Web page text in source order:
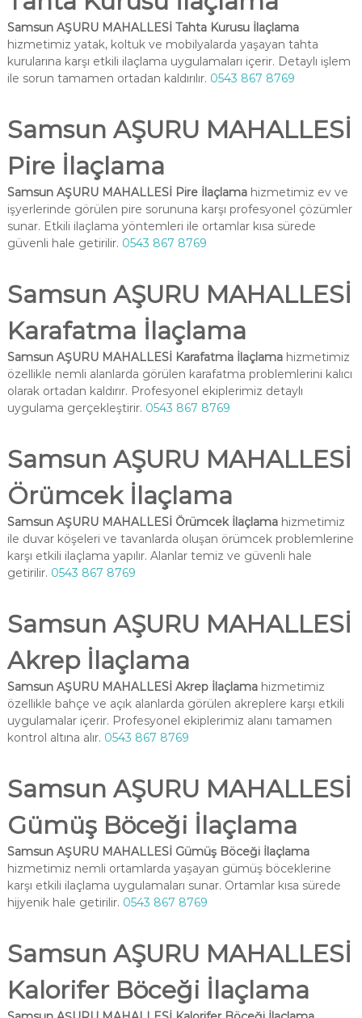
Samsun AŞURU MAHALLESİ Tahta Kurusu İlaçlama
hizmetimiz yatak, koltuk ve mobilyalarda yaşayan tahta
kurularına karşı etkili ilaçlama uygulamaları içerir. Detaylı işlem
ile sorun tamamen ortadan kaldırılır. 0543 867 8769
Samsun AŞURU MAHALLESİ
Pire İlaçlama
Samsun AŞURU MAHALLESİ Pire İlaçlamahizmetimiz ev ve
işyerlerinde görülen pire sorununa karşı profesyonel çözümler
sunar. Etkili ilaçlama yöntemleri ile ortamlar kısa sürede
güvenli hale getirilir. 0543 867 8769
Samsun AŞURU MAHALLESİ
Karafatma İlaçlama
Samsun AŞURU MAHALLESİ Karafatma İlaçlamahizmetimiz
özellikle nemli alanlarda görülen karafatma problemlerini kalıcı
olarak ortadan kaldırır. Profesyonel ekiplerimiz detaylı
uygulama gerçekleştirir. 0543 867 8769
Samsun AŞURU MAHALLESİ
Örümcek İlaçlama
Samsun AŞURU MAHALLESİ Örümcek İlaçlamahizmetimiz
ile duvar köşeleri ve tavanlarda oluşan örümcek problemlerine
karşı etkili ilaçlama yapılır. Alanlar temiz ve güvenli hale
getirilir. 0543 867 8769
Samsun AŞURU MAHALLESİ
Akrep İlaçlama
Samsun AŞURU MAHALLESİ Akrep İlaçlamahizmetimiz
özellikle bahçe ve açık alanlarda görülen akreplere karşı etkili
uygulamalar içerir. Profesyonel ekiplerimiz alanı tamamen
kontrol altına alır. 0543 867 8769
Samsun AŞURU MAHALLESİ
Gümüş Böceği İlaçlama
Samsun AŞURU MAHALLESİ Gümüş Böceği İlaçlama
hizmetimiz nemli ortamlarda yaşayan gümüş böceklerine
karşı etkili ilaçlama uygulamaları sunar. Ortamlar kısa sürede
hijyenik hale getirilir. 0543 867 8769
Samsun AŞURU MAHALLESİ
Kalorifer Böceği İlaçlama